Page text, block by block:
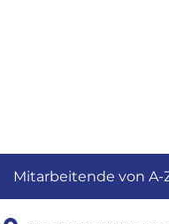
Mitarbeitende von A-